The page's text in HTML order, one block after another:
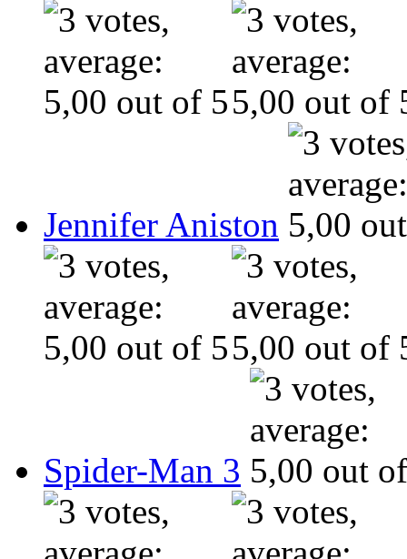
Jennifer Aniston
Spider-Man 3